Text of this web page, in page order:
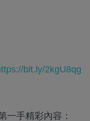
bit.ly/2kgU8qg
一手精彩內容：